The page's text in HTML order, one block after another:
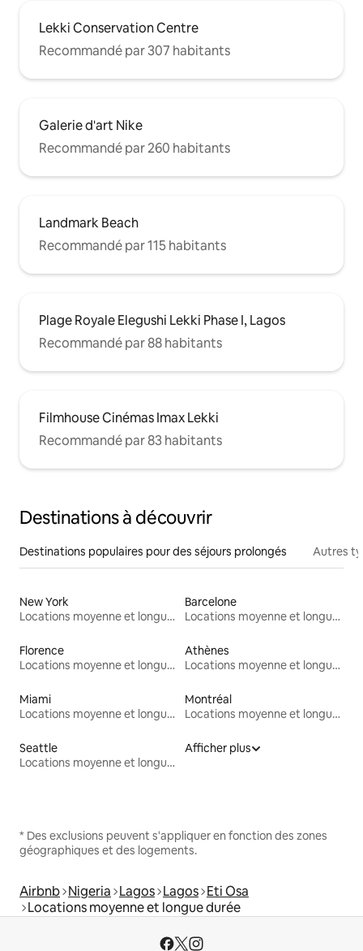
Lekki Conservation Centre
Recommandé par 307 habitants
Galerie d'art Nike
Recommandé par 260 habitants
Landmark Beach
Recommandé par 115 habitants
Plage Royale Elegushi Lekki Phase I, Lagos
Recommandé par 88 habitants
Filmhouse Cinémas Imax Lekki
Recommandé par 83 habitants
Destinations à découvrir
Destinations populaires pour des séjours prolongés Autres
New York
Locations moyenne et longue durée
Barcelone
Locations moyenne et longue durée
Florence
Locations moyenne et longue durée
Athènes
Locations moyenne et longue durée
Miami
Locations moyenne et longue durée
Montréal
Locations moyenne et longue durée
Seattle
Locations moyenne et longue durée
Afficher plus
* Des exclusions peuvent s'appliquer en fonction des zones
géographiques et des logements.
Airbnb Nigeria Lagos Lagos Eti Osa
Locations moyenne et longue durée